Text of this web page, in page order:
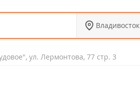
Владивосток
ул. Лермонтова, 77 стр. 3